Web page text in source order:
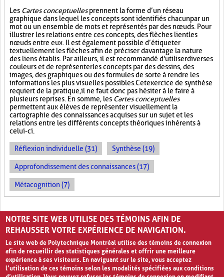
Les Cartes conceptuellesprennent la forme d’un réseau
graphique dans lequel les concepts sont identifiés chacun par un
mot ou un ensemble de mots et représentés par des nœuds. Pour
illustrer les relations entre ces concepts, des flèches lient les
nœuds entre eux. Il est également possible d’étiqueter
textuellement les flèches afin de préciser davantage la nature
des liens établis. Par ailleurs, il est recommandé d'utiliser diverses
couleurs et de représenter les concepts par des dessins, des
images, des graphiques ou des formules de sorte à rendre les
informations les plus visuelles possibles. Cet exercice de synthèse
requiert de la pratique, il ne faut donc pas hésiter à le faire à
plusieurs reprises. En somme, les Cartes conceptuelles
permettent aux élèves de représenter visuellement la
cartographie des connaissances acquises sur un sujet et les
relations entre les différents concepts théoriques inhérents à
celui-ci.
Réflexion individuelle (31) Synthèse (19)
Approfondissement des connaissances (17)
Métacognition (7)
PAGES
« ‹ 1 2 3
NOTRE SITE WEB UTILISE DES TÉMOINS AFIN DE
REHAUSSER VOTRE EXPÉRIENCE DE NAVIGATION.
Le site web de Polytechnique Montréal utilise des témoins de connexion
afin de recueillir des statistiques générales et offrir une meilleure
expérience à ses visiteurs. En naviguant sur le site, vous acceptez
l’utilisation de ces témoins selon les modalités spécifiées aux conditions